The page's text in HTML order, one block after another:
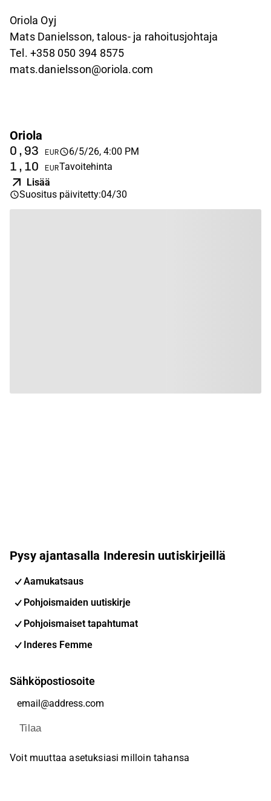
Oriola Oyj
Mats Danielsson,talous- ja rahoitusjohtaja
Tel. +358 050 394 8575
mats.danielsson@oriola.com
Oriola
0,93 EUR 6/5/26, 4:00 PM
1,10 EURTavoitehinta
Lisää
Suositus päivitetty:04/30
Pysy ajantasalla Inderesin uutiskirjeillä
Aamukatsaus
Pohjoismaiden uutiskirje
Pohjoismaiset tapahtumat
Inderes Femme
Sähköpostiosoite
Tilaa
Voit muuttaa asetuksiasi milloin tahansa